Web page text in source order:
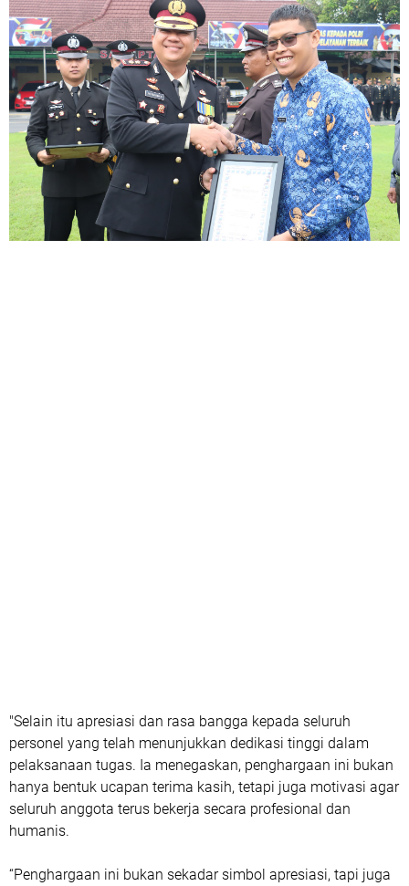
"Selain itu apresiasi dan rasa bangga kepada seluruh
personel yang telah menunjukkan dedikasi tinggi dalam
pelaksanaan tugas. Ia menegaskan, penghargaan ini bukan
hanya bentuk ucapan terima kasih, tetapi juga motivasi agar
seluruh anggota terus bekerja secara profesional dan
humanis.
“Penghargaan ini bukan sekadar simbol apresiasi, tapi juga